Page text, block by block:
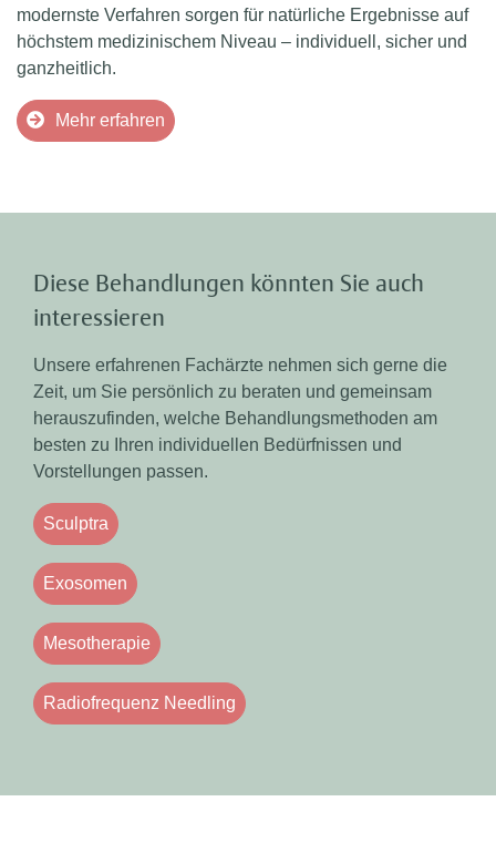
modernste Verfahren sorgen für natürliche Ergebnisse auf
höchstem medizinischem Niveau – individuell, sicher und
ganzheitlich.
Mehr erfahren
Diese Behandlungen könnten Sie auch
interessieren
Unsere erfahrenen Fachärzte nehmen sich gerne die
Zeit, um Sie persönlich zu beraten und gemeinsam
herauszufinden, welche Behandlungsmethoden am
besten zu Ihren individuellen Bedürfnissen und
Vorstellungen passen.
Sculptra
Exosomen
Mesotherapie
Radiofrequenz Needling